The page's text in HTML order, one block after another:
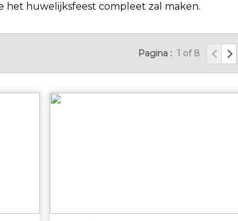
het huwelijksfeest compleet zal maken.
Pagina : 1 of 8